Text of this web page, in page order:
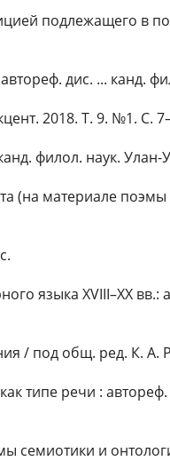
подлежащего в
дис. ... канд.
2018. Т. 9. №1. С.
филол. наук. Улан-
(на материале
языка XVIII–XX вв.:
/ под общ. ред. К. А.
типе речи : автореф.
семиотики и